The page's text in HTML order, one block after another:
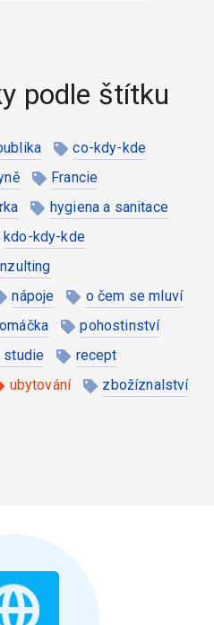
podle štítku
co-kdy-kde
Francie
hygiena a sanitace
kdo-kdy-kde
nápoje
o čem se mluví
omáčka
pohostinství
studie
recept
ubytování
zbožíznalství